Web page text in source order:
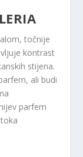
točnije
kontrast
stijena.
ali budi
parfem